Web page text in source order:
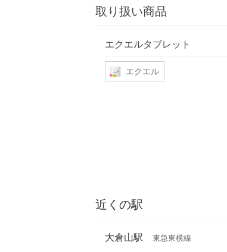
取り扱い商品
エクエルタブレット
エクエル
近くの駅
大倉山駅 東急東横線